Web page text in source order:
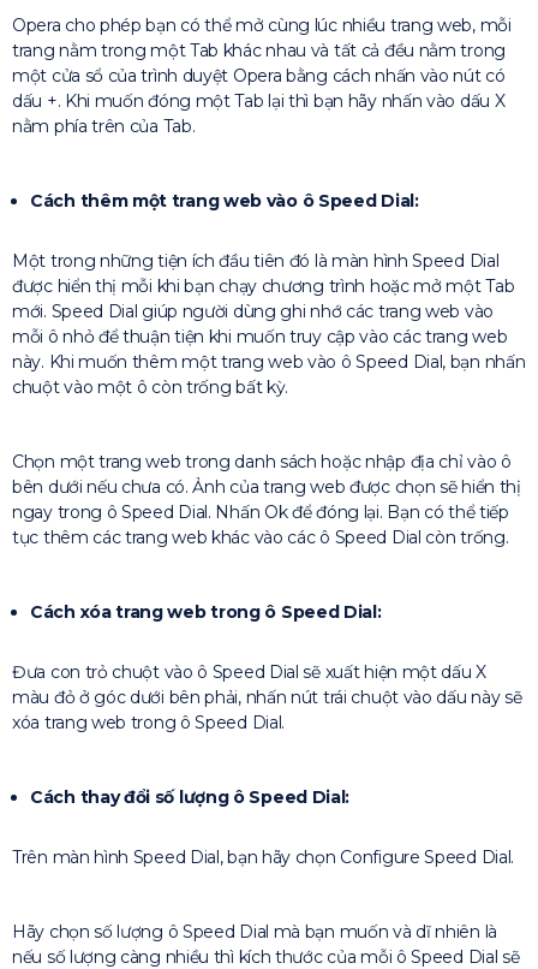
Opera cho phép bạn có thể mở cùng lúc nhiều trang web, mỗi
trang nằm trong một Tab khác nhau và tất cả đều nằm trong
một cửa sổ của trình duyệt Opera bằng cách nhấn vào nút có
dấu +. Khi muốn đóng một Tab lại thì bạn hãy nhấn vào dấu X
nằm phía trên của Tab.
Cách thêm một trang web vào ô Speed Dial:
Một trong những tiện ích đầu tiên đó là màn hình Speed Dial
được hiển thị mỗi khi bạn chạy chương trình hoặc mở một Tab
mới. Speed Dial giúp người dùng ghi nhớ các trang web vào
mỗi ô nhỏ để thuận tiện khi muốn truy cập vào các trang web
này. Khi muốn thêm một trang web vào ô Speed Dial, bạn nhấn
chuột vào một ô còn trống bất kỳ.
Chọn một trang web trong danh sách hoặc nhập địa chỉ vào ô
bên dưới nếu chưa có. Ảnh của trang web được chọn sẽ hiển thị
ngay trong ô Speed Dial. Nhấn Ok để đóng lại. Bạn có thể tiếp
tục thêm các trang web khác vào các ô Speed Dial còn trống.
Cách xóa trang web trong ô Speed Dial:
Đưa con trỏ chuột vào ô Speed Dial sẽ xuất hiện một dấu X
màu đỏ ở góc dưới bên phải, nhấn nút trái chuột vào dấu này sẽ
xóa trang web trong ô Speed Dial.
Cách thay đổi số lượng ô Speed Dial:
Trên màn hình Speed Dial, bạn hãy chọn Configure Speed Dial.
Hãy chọn số lượng ô Speed Dial mà bạn muốn và dĩ nhiên là
nếu số lượng càng nhiều thì kích thước của mỗi ô Speed Dial sẽ